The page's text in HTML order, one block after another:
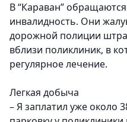
В “Караван”
инвалидность. Они
дорожной полиции
вблизи поликлиник, в
регулярное лечение.
Легкая добыча
– Я заплатил уже около